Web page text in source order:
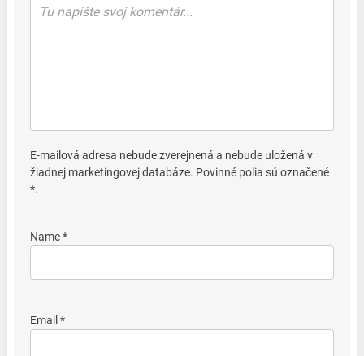
E-mailová adresa nebude zverejnená a nebude uložená v
žiadnej marketingovej databáze. Povinné polia sú označené
*.
Name *
Email *